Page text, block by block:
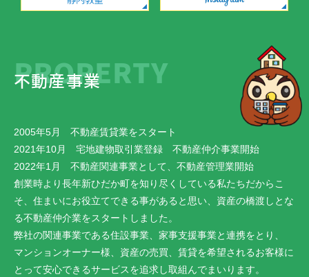
PROPERTY
不動産事業
2005年5月 不動産賃貸業をスタート
2021年10月 宅地建物取引業登録 不動産仲介事業開始
2022年1月 不動産関連事業として、不動産管理業開始
創業時より長年新ひだか町を知り尽くしている私たちだからこ
そ、住まいにお役立てできる事があると思い、資産の橋渡しとな
る不動産仲介業をスタートしました。
弊社の関連事業である住設事業、家事支援事業と連携をとり、
マンションオーナー様、資産の売買、賃貸を希望されるお客様に
とって安心できるサービスを追求し取組んでまいります。